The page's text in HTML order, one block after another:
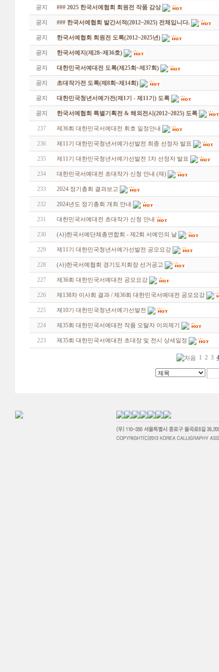
공지 ### 2025 한국서예협회 회원전 작품 감상
공지 ### 한국서예협회 발간서적(2012~2025) 전체입니다.
공지 한국서예협회 회원전 도록(2012~2025년)
공지 한국서예지(제28~제36호)
공지 대한민국서예대전 도록(제25회~제37회)
공지 초대작가전 도록(제8회~제14회)
공지 대한민국청년서예가전(제1기 - 제11기) 도록
공지 한국서예협회 특별기획전 & 해외전시(2012~2025) 도록
237 제36회 대한민국서예대전 휘호 일정안내
236 제11기 대한민국청년서예가선발전 최종 선정자 발표
235 제11기 대한민국청년서예가선발전 1차 선정자 발표
234 대한민국서예대전 초대작가 신청 안내 (재)
233 2024 정기총회 결과보고
232 2024년도 정기총회 개최 안내
231 대한민국서예대전 초대작가 신청 안내
230 (사)한국서예단체총연합회 - 제2회 서예인의 날
229 제11기 대한민국청년서예가선발전 공모요강
228 (사)한국서예협회 경기도지회장 선거공고
227 제36회 대한민국서예대전 공모요강
226 제138차 이사회 결과 / 제36회 대한민국서예대전 공모요강
225 제10기 대한민국청년서예가선발전
224 제35회 대한민국서예대전 작품 오탈자 이의제기
223 제35회 대한민국서예대전 초대장 및 전시 상세일정
1 2 3 4